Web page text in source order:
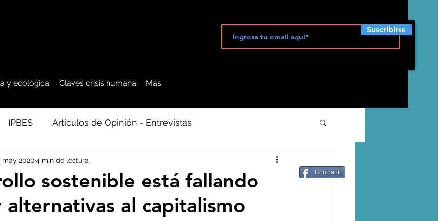
Suscribirse
y ecológica Claves crisis humana Más
IPBES Artículos de Opinión - Entrevistas
Seguridad Alimentaria-Agua-Dieta
- Bosq Artico - Antártida - Glaciares
sostenible está fallando
alternativas al capitalismo
may 2020 4 min de lectura
Compartir